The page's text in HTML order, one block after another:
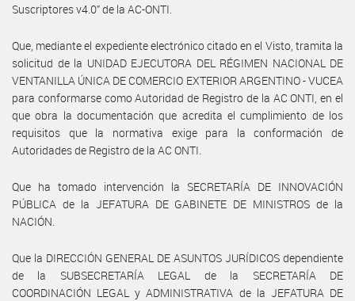
Suscriptores v4.0” de la AC-ONTI.
Que, mediante el expediente electrónico citado en el Visto, tramita la
solicitud de la UNIDAD EJECUTORA DEL RÉGIMEN NACIONAL DE
VENTANILLA ÚNICA DE COMERCIO EXTERIOR ARGENTINO - VUCEA
para conformarse como Autoridad de Registro de la AC ONTI, en el
que obra la documentación que acredita el cumplimiento de los
requisitos que la normativa exige para la conformación de
Autoridades de Registro de la AC ONTI.
Que ha tomado intervención la SECRETARÍA DE INNOVACIÓN
PÚBLICA de la JEFATURA DE GABINETE DE MINISTROS de la
NACIÓN.
Que la DIRECCIÓN GENERAL DE ASUNTOS JURÍDICOS dependiente
de la SUBSECRETARÍA LEGAL de la SECRETARÍA DE
COORDINACIÓN LEGAL y ADMINISTRATIVA de la JEFATURA DE